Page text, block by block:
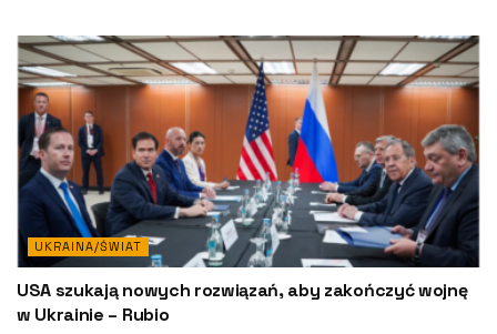
UKRAINA/ŚWIAT
USA szukają nowych rozwiązań, aby zakończyć wojnę
w Ukrainie – Rubio